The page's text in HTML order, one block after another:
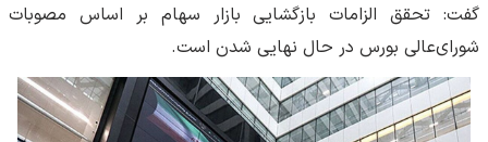
گفت: تحقق الزامات بازگشایی بازار سهام بر اساس مصوبات
شورای‌عالی بورس در حال نهایی شدن است.